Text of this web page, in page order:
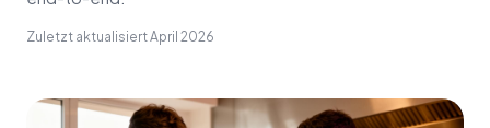
Zuletzt aktualisiertApril 2026